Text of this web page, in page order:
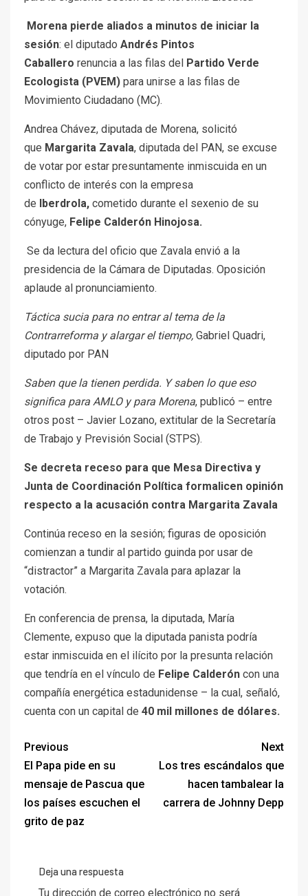
Morena pierde aliados a minutos de iniciar la
sesión: el diputado Andrés Pintos
Caballero renuncia a las filas del
Partido Verde
Ecologista (PVEM) para unirse a las filas de
Movimiento Ciudadano (MC).
Andrea Chávez, diputada de Morena, solicitó
que Margarita Zavala, diputada del PAN, se excuse
de votar por estar presuntamente inmiscuida en un
conflicto de interés con la empresa
de
Iberdrola, cometido durante el sexenio de su
cónyuge, Felipe Calderón Hinojosa.
Se da lectura del oficio que Zavala envió a la
presidencia de la Cámara de Diputadas. Oposición
aplaude al pronunciamiento.
Táctica sucia para no entrar al tema de la
Contrarreforma y alargar el tiempo, Gabriel Quadri,
diputado por PAN
Saben que la tienen perdida. Y saben lo que eso
significa para AMLO y para Morena, publicó – entre
otros post – Javier Lozano, extitular de la Secretaría
de Trabajo y Previsión Social (STPS).
Se decreta receso para que Mesa Directiva y
Junta de Coordinación Política formalicen opinión
respecto a la acusación contra Margarita Zavala
Continúa receso en la sesión; figuras de oposición
comienzan a tundir al partido guinda por usar de
“distractor” a Margarita Zavala para aplazar la
votación.
En conferencia de prensa, la diputada, María
Clemente, expuso que la diputada panista podría
estar inmiscuida en el ilícito por la presunta relación
que tendría en el vínculo de Felipe Calderón con una
compañía energética estadunidense – la cual, señaló,
cuenta con un capital de 40 mil millones de dólares.
Previous
El Papa pide en su
mensaje de Pascua que
los países escuchen el
grito de paz
Next
Los tres escándalos que
hacen tambalear la
carrera de Johnny Depp
Deja una respuesta
Tu dirección de correo electrónico no será